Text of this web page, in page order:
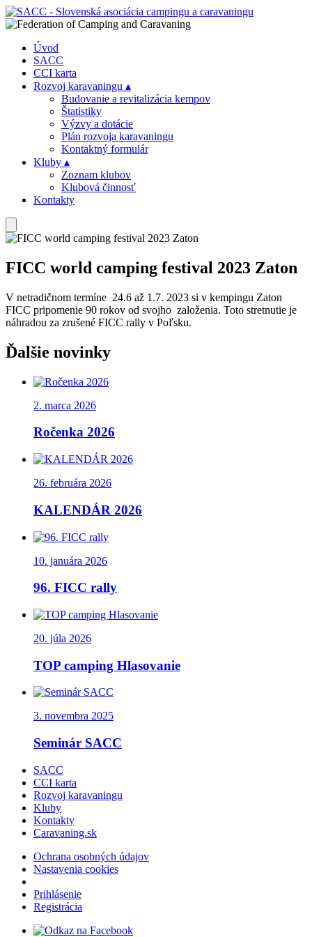
Úvod
SACC
CCI karta
Rozvoj karavaningu ▴
Budovanie a revitalizácia kempov
Štatistiky
Výzvy a dotácie
Plán rozvoja karavaningu
Kontaktný formulár
Kluby ▴
Zoznam klubov
Klubová činnosť
Kontakty
FICC world camping festival 2023 Zaton
V netradičnom termíne 24.6 až 1.7. 2023 si v kempingu Zaton
FICC pripomenie 90 rokov od svojho založenia. Toto stretnutie je
náhradou za zrušené FICC rally v Poľsku.
Ďalšie novinky
2. marca 2026
Ročenka 2026
26. februára 2026
KALENDÁR 2026
10. januára 2026
96. FICC rally
20. júla 2026
TOP camping Hlasovanie
3. novembra 2025
Seminár SACC
SACC
CCI karta
Rozvoj karavaningu
Kluby
Kontakty
Caravaning.sk
Ochrana osobných údajov
Nastavenia cookies
Prihlásenie
Registrácia